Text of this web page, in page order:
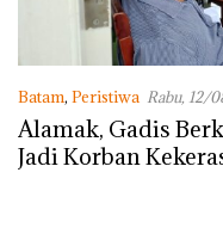
Batam, Peristiwa Rabu, 12/
Alamak, Gadis
Jadi Korban